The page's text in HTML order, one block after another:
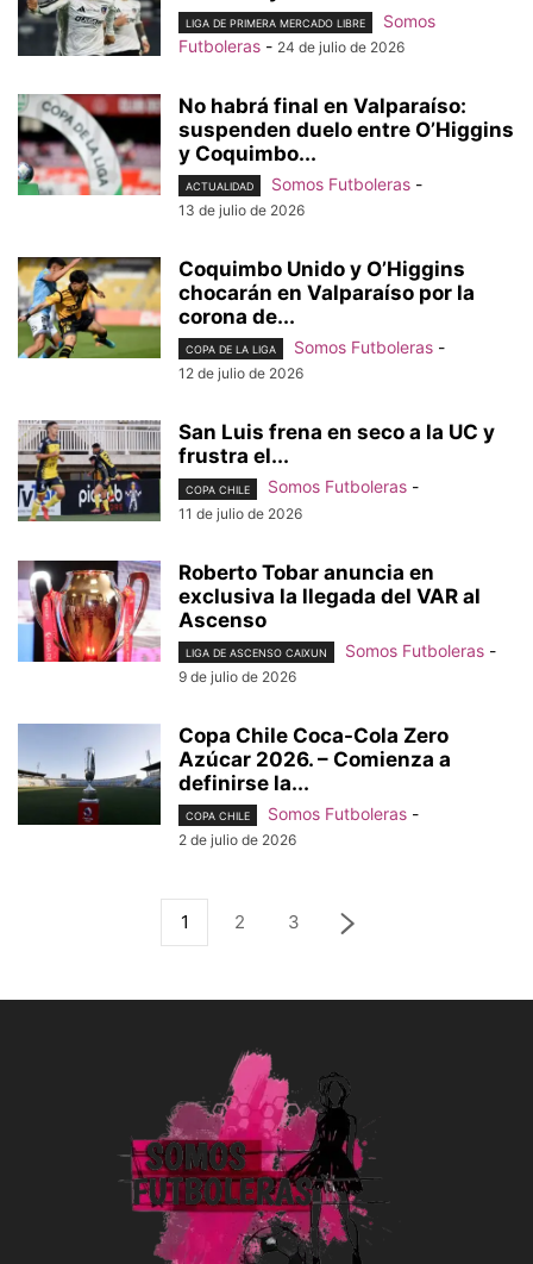
LIGA DE PRIMERA MERCADO LIBRE
Somos
Futboleras - 24 de julio de 2026
No habrá final en Valparaíso:
suspenden duelo entre O’Higgins
y Coquimbo...
ACTUALIDAD Somos Futboleras -
13 de julio de 2026
Coquimbo Unido y O’Higgins
chocarán en Valparaíso por la
corona de...
COPA DE LA LIGA Somos Futboleras -
12 de julio de 2026
San Luis frena en seco a la UC y
frustra el...
COPA CHILE Somos Futboleras -
11 de julio de 2026
Roberto Tobar anuncia en
exclusiva la llegada del VAR al
Ascenso
LIGA DE ASCENSO CAIXUN Somos Futboleras -
9 de julio de 2026
Copa Chile Coca-Cola Zero
Azúcar 2026. – Comienza a
definirse la...
COPA CHILE Somos Futboleras -
2 de julio de 2026
1 2 3